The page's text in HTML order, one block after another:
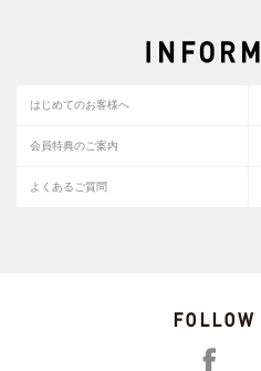
はじめてのお客様へ
会員特典のご案内
よくあるご質問